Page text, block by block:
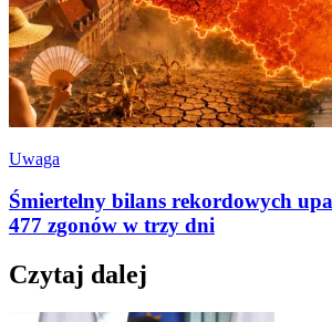
Uwaga
Śmiertelny bilans rekordowych
477 zgonów w trzy dni
Czytaj dalej